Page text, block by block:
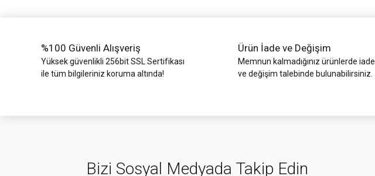
%100 Güvenli Alışveriş
Yüksek güvenlikli 256bit SSL Sertifikası
ile tüm bilgileriniz koruma altında!
Ürün İade ve Değişim
Memnun kalmadığınız ürünlerde iade
ve değişim talebinde bulunabilirsiniz.
Bizi Sosyal Medyada Takip Edin